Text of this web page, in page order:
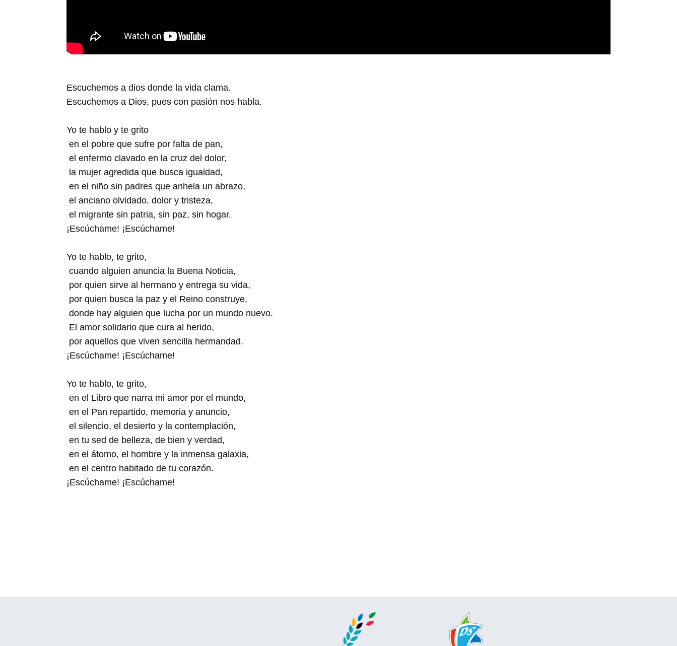
Escuchemos a dios donde la vida clama.
Escuchemos a Dios, pues con pasión nos habla.
Yo te hablo y te grito
en el pobre que sufre por falta de pan,
el enfermo clavado en la cruz del dolor,
la mujer agredida que busca igualdad,
en el niño sin padres que anhela un abrazo,
el anciano olvidado, dolor y tristeza,
el migrante sin patria, sin paz, sin hogar.
¡Escúchame! ¡Escúchame!
Yo te hablo, te grito,
cuando alguien anuncia la Buena Noticia,
por quien sirve al hermano y entrega su vida,
por quien busca la paz y el Reino construye,
donde hay alguien que lucha por un mundo nuevo.
El amor solidario que cura al herido,
por aquellos que viven sencilla hermandad.
¡Escúchame! ¡Escúchame!
Yo te hablo, te grito,
en el Libro que narra mi amor por el mundo,
en el Pan repartido, memoria y anuncio,
el silencio, el desierto y la contemplación,
en tu sed de belleza, de bien y verdad,
en el átomo, el hombre y la inmensa galaxia,
en el centro habitado de tu corazón.
¡Escúchame! ¡Escúchame!